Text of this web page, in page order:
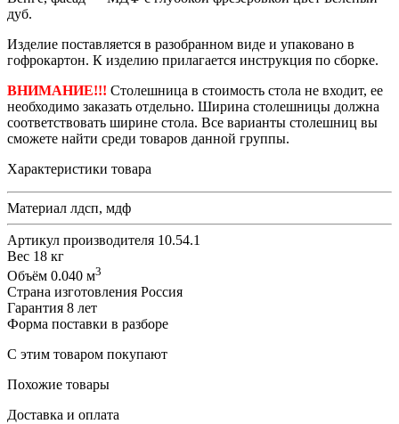
дуб.
Изделие поставляется в разобранном виде и упаковано в
гофрокартон. К изделию прилагается инструкция по сборке.
ВНИМАНИЕ!!! Столешница в стоимость стола не входит, ее
необходимо заказать отдельно. Ширина столешницы должна
соответствовать ширине стола. Все варианты столешниц вы
сможете найти среди товаров данной группы.
Характеристики товара
Материал лдсп, мдф
Артикул производителя 10.54.1
Вес 18 кг
Объём 0.040 м3
Страна изготовления Россия
Гарантия 8 лет
Форма поставки в разборе
С этим товаром покупают
Похожие товары
Доставка и оплата